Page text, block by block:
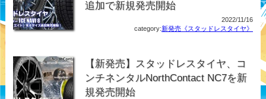
追加で新規発売開始
2022/11/16
category:新発売《スタッドレスタイヤ》
【新発売】スタッドレスタイヤ、コ
ンチネンタルNorthContact NC7を新
規発売開始